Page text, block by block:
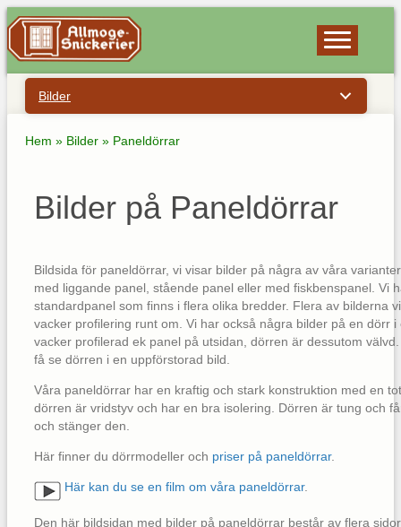
Bilder
Hem » Bilder » Paneldörrar
Bilder på Paneldörrar
Bildsida för paneldörrar, vi visar bilder på några av våra
med liggande panel, stående panel eller med fiskbenspanel. Vi
standardpanel som finns i flera olika bredder. Flera av bilderna
vacker profilering runt om. Vi har också några bilder på en dörr
vacker profilerad ek panel på utsidan, dörren är dessutom
få se dörren i en uppförstorad bild.
Våra paneldörrar har en kraftig och stark konstruktion med en
dörren är vridstyv och har en bra isolering. Dörren är tung och
och stänger den.
Här finner du dörrmodeller och priser på paneldörrar.
Här kan du se en film om våra paneldörrar.
Den här bildsidan med bilder på paneldörrar består av flera